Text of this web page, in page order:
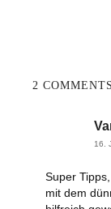
2 COMMENTS
16.
Super
mit dem